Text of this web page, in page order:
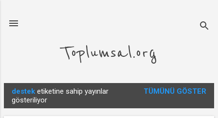
Toplumsal.org
a
destek etiketine sahip yayınlar
gösteriliyor
TÜMÜNÜ GÖSTER